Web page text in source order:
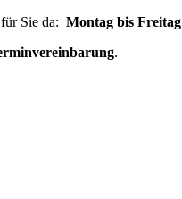
Sie da: Montag bis Freitag
.